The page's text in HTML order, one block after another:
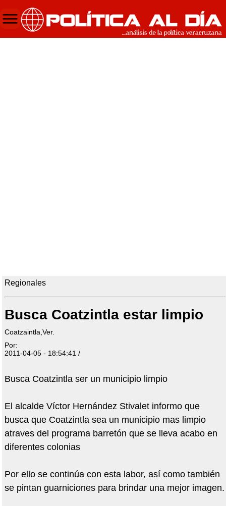
Regionales
Busca Coatzintla estar limpio
Coatzaintla,Ver.
Por:
2011-04-05 - 18:54:41 /
Busca Coatzintla ser un municipio limpio
El alcalde Víctor Hernández Stivalet informo que
busca que Coatzintla sea un municipio mas limpio
atraves del programa barretón que se lleva acabo en
diferentes colonias
Por ello se continúa con esta labor, así como también
se pintan guarniciones para brindar una mejor imagen.